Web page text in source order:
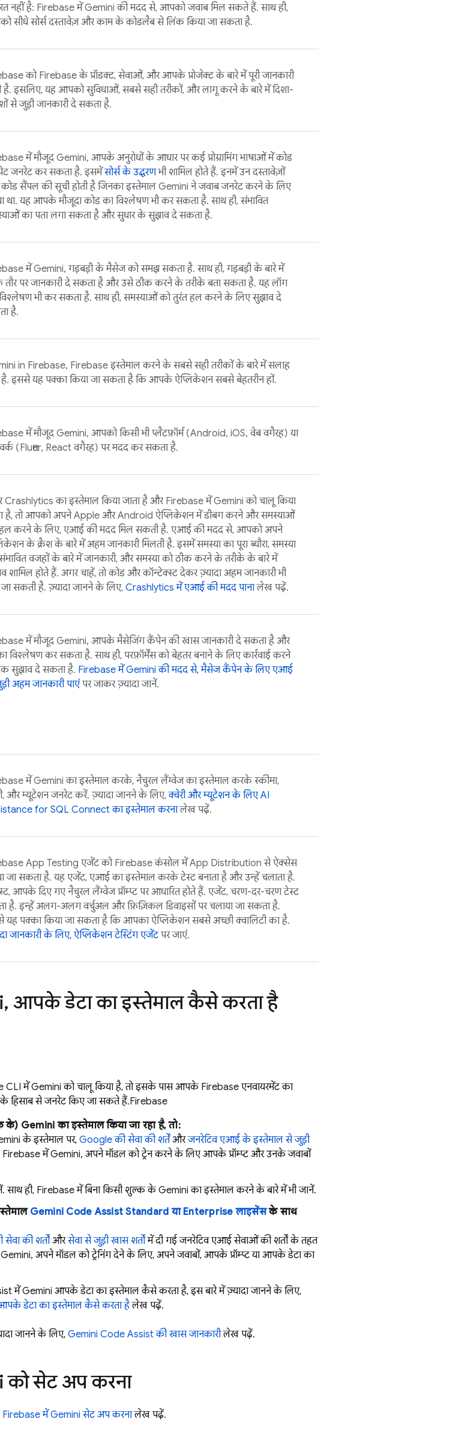
नहीं है: Firebaseमें Gemini की मदद से, आपको जवाब मिल सकते हैं. साथ ही,
सीधे सोर्स दस्तावेज़ और काम के कोडलैब से लिंक किया जा सकता है.
को Firebase के प्रॉडक्ट, सेवाओं, और आपके प्रोजेक्ट के बारे में पूरी जानकारी
है. इसलिए, यह आपको सुविधाओं, सबसे सही तरीकों, और लागू करने के बारे में दिशा-
से जुड़ी जानकारी दे सकता है.
में मौजूद Gemini, आपके अनुरोधों के आधार पर कई प्रोग्रामिंग भाषाओं में कोड
जनरेट कर सकता है. इसमेंसोर्स के उद्धरणभी शामिल होते हैं. इनमें उन दस्तावेज़ों
सैंपल की सूची होती है जिनका इस्तेमाल Gemini ने जवाब जनरेट करने के लिए
था. यह आपके मौजूदा कोड का विश्लेषण भी कर सकता है. साथ ही, संभावित
का पता लगा सकता है और सुधार के सुझाव दे सकता है.
में Gemini, गड़बड़ी के मैसेज को समझ सकता है. साथ ही, गड़बड़ी के बारे में
तौर पर जानकारी दे सकता है और उसे ठीक करने के तरीके बता सकता है. यह लॉग
भी कर सकता है. साथ ही, समस्याओं को तुरंत हल करने के लिए सुझाव दे
है.
in Firebase, Firebase इस्तेमाल करने के सबसे सही तरीकों के बारे में सलाह
है. इससे यह पक्का किया जा सकता है कि आपके ऐप्लिकेशन सबसे बेहतरीन हों.
में मौजूद Gemini, आपको किसी भी प्लैटफ़ॉर्म (Android, iOS, वेब वगैरह) या
(Flutter, React वगैरह) पर मदद कर सकता है.
Crashlytics का इस्तेमाल किया जाता है और Firebaseमें Gemini को चालू किया
है, तो आपको अपने Apple और Android ऐप्लिकेशन में डीबग करने और समस्याओं
करने के लिए, एआई की मदद मिल सकती है. एआई की मदद से, आपको अपने
के क्रैश के बारे में अहम जानकारी मिलती है. इसमें समस्या का पूरा ब्यौरा, समस्या
वजहों के बारे में जानकारी, और समस्या को ठीक करने के तरीके के बारे में
शामिल होते हैं. अगर चाहें, तो कोड और कॉन्टेक्स्ट देकर ज़्यादा अहम जानकारी भी
जा सकती है. ज़्यादा जानने के लिए, Crashlytics में एआई की मदद पानालेख पढ़ें.
में मौजूद Gemini, आपके मैसेजिंग कैंपेन की खास जानकारी दे सकता है और
विश्लेषण कर सकता है. साथ ही, परफ़ॉर्मेंस को बेहतर बनाने के लिए कार्रवाई करने
सुझाव दे सकता है. Firebaseमें Gemini की मदद से, मैसेज कैंपेन के लिए एआई
अहम जानकारी पाएंपर जाकर ज़्यादा जानें.
में Gemini का इस्तेमाल करके, नैचुरल लैंग्वेज का इस्तेमाल करके स्कीमा,
और म्यूटेशन जनरेट करें. ज़्यादा जानने के लिए,क्वेरी और म्यूटेशन के लिएAI
for SQL Connectका इस्तेमाल करनालेख पढ़ें.
App Testing एजेंट को Firebaseकंसोल मेंApp Distribution से ऐक्सेस
जा सकता है. यह एजेंट, एआई का इस्तेमाल करके टेस्ट बनाता है और उन्हें चलाता है.
आपके दिए गए नैचुरल लैंग्वेज प्रॉम्प्ट पर आधारित होते हैं. एजेंट, चरण-दर-चरण टेस्ट
है. इन्हें अलग-अलग वर्चुअल और फ़िज़िकल डिवाइसों पर चलाया जा सकता है.
यह पक्का किया जा सकता है कि आपका ऐप्लिकेशन सबसे अच्छी क्वालिटी का है.
जानकारी के लिए, ऐप्लिकेशन टेस्टिंग एजेंटपर जाएं.
, आपके डेटा का इस्तेमाल कैसे करता है
CLI में Gemini को चालू किया है, तो इसके पास आपके Firebase एनवायरमेंट का
हिसाब से जनरेट किए जा सकते हैं.Firebase
के) Gemini का इस्तेमाल किया जा रहा है, तो:
के इस्तेमाल पर, Google की सेवा की शर्तेंऔरजनरेटिव एआई के इस्तेमाल से जुड़ी
Firebaseमें Gemini, अपने मॉडल को ट्रेन करने के लिए आपके प्रॉम्प्ट और उनके जवाबों
साथ ही, Firebaseमें बिना किसी शुल्क के Gemini का इस्तेमाल करने के बारे में भी जानें.
Gemini Code Assist Standard या Enterprise लाइसेंसके साथ
की शर्तोंऔरसेवा से जुड़ी खास शर्तोंमें दी गई जनरेटिव एआई सेवाओं की शर्तों के तहत
अपने मॉडल को ट्रेनिंग देने के लिए, अपने जवाबों, आपके प्रॉम्प्ट या आपके डेटा का
में Gemini आपके डेटा का इस्तेमाल कैसे करता है, इस बारे में ज़्यादा जानने के लिए,
डेटा का इस्तेमाल कैसे करता हैलेख पढ़ें.
जानने के लिए,Gemini Code Assistकी खास जानकारीलेख पढ़ें.
को सेट अप करना
Firebaseमें Gemini सेट अप करनालेख पढ़ें.